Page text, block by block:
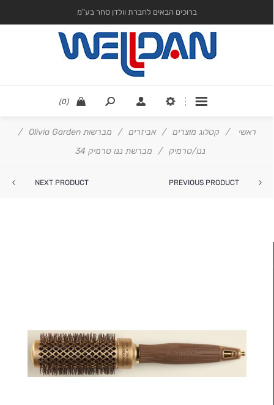
ברוכים הבאים לחברת וולדן סחר בע"מ
(0)
ראשי / קטלוג מוצרים / אביזרים / מברשות Olivia Garden
/
ננו/טרמיק / מברשת ננו טרמיק 34
PREVIOUS PRODUCT
NEXT PRODUCT